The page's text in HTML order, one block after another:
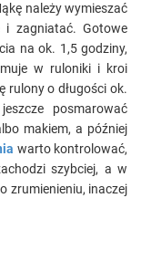
należy wymieszać
i zagniatać. Gotowe
na ok. 1,5 godziny,
w ruloniki i kroi
rulony o długości ok.
posmarować
makiem, a później
warto kontrolować,
szybciej, a w
zrumienieniu, inaczej